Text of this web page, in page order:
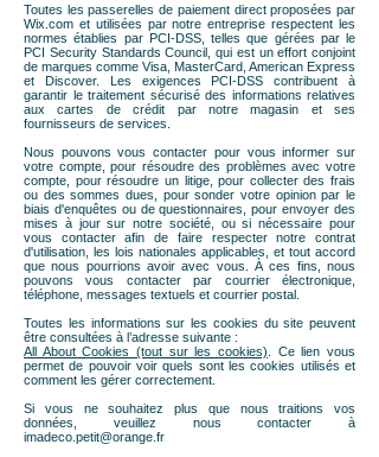
Toutes les passerelles de paiement direct proposées par
Wix.com et utilisées par notre entreprise respectent les
normes établies par PCI-DSS, telles que gérées par le
PCI Security Standards Council, qui est un effort conjoint
de marques comme Visa, MasterCard, American Express
et Discover. Les exigences PCI-DSS contribuent à
garantir le traitement sécurisé des informations relatives
aux cartes de crédit par notre magasin et ses
fournisseurs de services.
Nous pouvons vous contacter pour vous informer sur
votre compte, pour résoudre des problèmes avec votre
compte, pour résoudre un litige, pour collecter des frais
ou des sommes dues, pour sonder votre opinion par le
biais d'enquêtes ou de questionnaires, pour envoyer des
mises à jour sur notre société, ou si nécessaire pour
vous contacter afin de faire respecter notre contrat
d'utilisation, les lois nationales applicables, et tout accord
que nous pourrions avoir avec vous. À ces fins, nous
pouvons vous contacter par courrier électronique,
téléphone, messages textuels et courrier postal.
Toutes les informations sur les cookies du site peuvent
être consultées à l’adresse suivante :
All About Cookies (tout sur les cookies) . Ce lien vous
permet de pouvoir voir quels sont les cookies utilisés et
comment les gérer correctement.
Si vous ne souhaitez plus que nous traitions vos
données, veuillez nous contacter à
imadeco.petit@orange.fr